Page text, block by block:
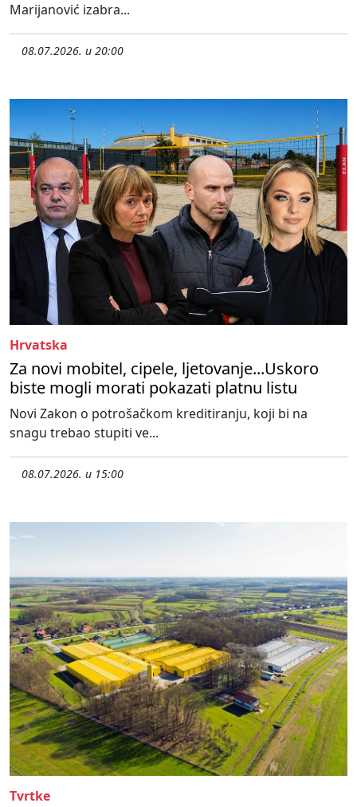
Marijanović izabra...
08.07.2026. u 20:00
Hrvatska
Za novi mobitel, cipele, ljetovanje...Uskoro
biste mogli morati pokazati platnu listu
Novi Zakon o potrošačkom kreditiranju, koji bi na
snagu trebao stupiti ve...
08.07.2026. u 15:00
Tvrtke